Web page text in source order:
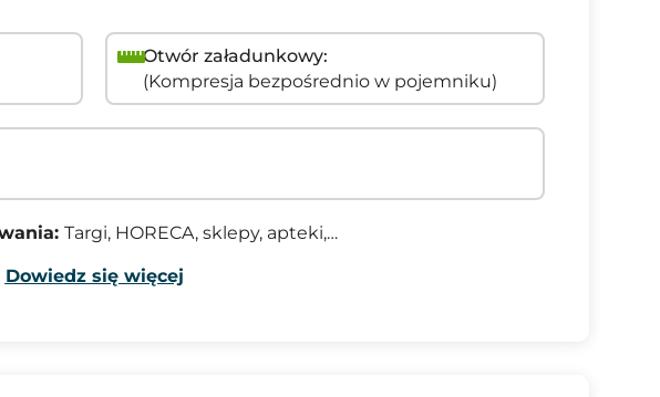
Otwór załadunkowy:
(Kompresja bezpośrednio w pojemniku)
Targi, HORECA, sklepy, apteki,…
Dowiedz się więcej